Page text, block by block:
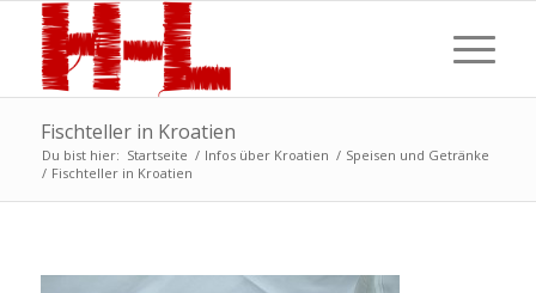
Fischteller in Kroatien
Du bist hier: Startseite / Infos über Kroatien / Speisen und Getränke
/ Fischteller in Kroatien